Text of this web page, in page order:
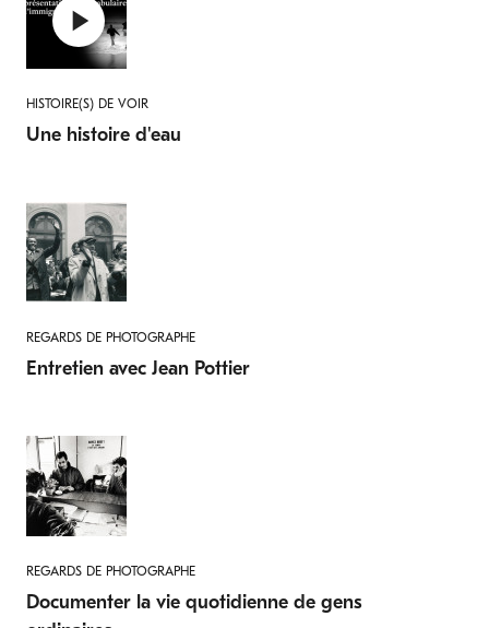
HISTOIRE(S) DE VOIR
Une histoire d'eau
REGARDS DE PHOTOGRAPHE
Entretien avec Jean Pottier
REGARDS DE PHOTOGRAPHE
Documenter la vie quotidienne de gens